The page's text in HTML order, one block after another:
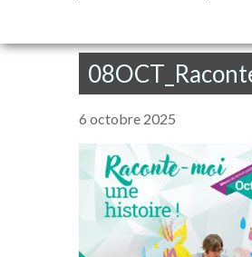
6 octobre 2025